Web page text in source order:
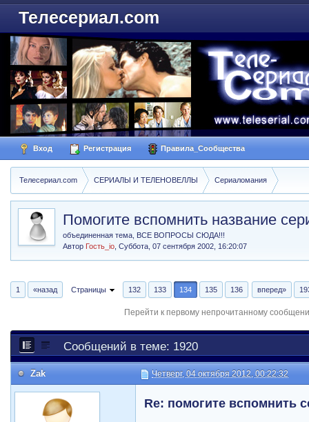
Телесериал.com
Вход Регистрация Правила_Сообщества
Телесериал.com СЕРИАЛЫ И ТЕЛЕНОВЕЛЛЫ Сериаломания
Помогите вспомнить название
объединенная тема, ВСЕ ВОПРОСЫ СЮДА!!!
Автор Гость_io ,Суббота, 07 сентября 2002, 16:20:07
1 «назад Страницы 132 133 134 135 136 вперед»
Перейти к первому непрочитанному
Сообщений в теме: 1920
Zak Четверг, 04 октября 2012, 00:22:32
Re: помогите вспомнить